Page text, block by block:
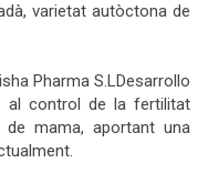
varietat autòctona de
Pharma S.LDesarrollo
al control de la fertilitat
mama, aportant una